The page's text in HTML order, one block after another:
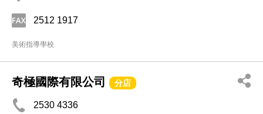
2512 1917
美術指導學校
奇極國際有限公司 分店
2530 4336